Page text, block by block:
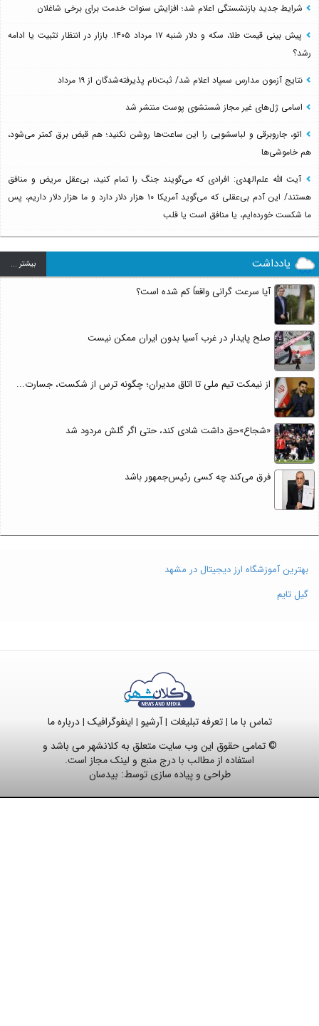
شرایط جدید بازنشستگی اعلام شد؛ افزایش سنوات خدمت برای برخی شاغلان
پیش بینی قیمت طلا، سکه و دلار شنبه ۱۷ مرداد ۱۴۰۵. بازار در انتظار تثبیت یا ادامه
رشد؟
نتایج آزمون مدارس سمپاد اعلام شد/ ثبت‌نام پذیرفته‌شدگان از ۱۹ مرداد
اسامی ژل‌های غیر مجاز شستشوی پوست منتشر شد
اتو، جاروبرقی و لباسشویی را این ساعت‌ها روشن نکنید؛ هم قبض برق کمتر می‌شود،
هم خاموشی‌ها
آیت الله علم‌الهدی: افرادی که می‌گویند جنگ را تمام کنید، بی‌عقل مریض و منافق
هستند/ این آدم بی‌عقلی که می‌گوید آمریکا ۱۰ هزار دلار دارد و ما هزار دلار داریم، پس
ما شکست خورده‌ایم، یا منافق است یا قلب
یادداشت بيشتر ...
آیا سرعت گرانی واقعاً کم شده است؟
صلح پایدار در غرب آسیا بدون ایران ممکن نیست
از نیمکت تیم ملی تا اتاق مدیران؛ چگونه ترس از شکست، جسارت...
«شجاع»حق داشت شادی کند، حتی اگر گلش مردود شد
فرق می‌کند چه کسی رئیس‌جمهور باشد
بهترین آموزشگاه ارز دیجیتال در مشهد
گیل تایم
تماس با ما |تعرفه تبلیغات |آرشیو | اینفوگرافیک |درباره ما
© تمامی حقوق این وب سایت متعلق به کلانشهر می باشد و
استفاده از مطالب با درج منبع و لینک مجاز است.
طراحی و پیاده سازی توسط: بیدسان